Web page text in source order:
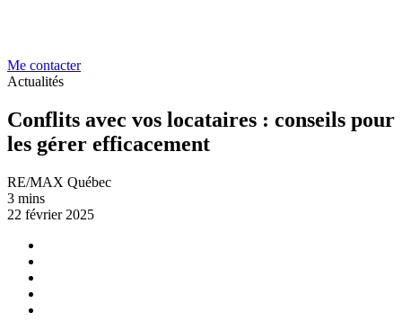
Me contacter
Actualités
Conflits avec vos locataires : conseils pour
les gérer efficacement
RE/MAX Québec
3 mins
22 février 2025